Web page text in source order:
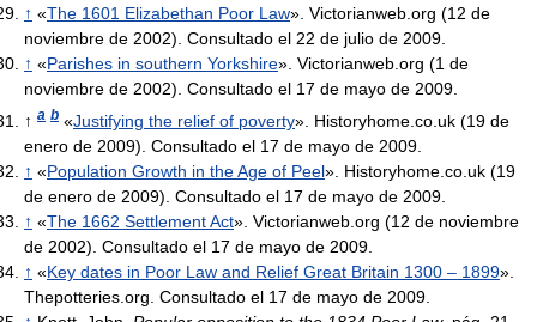
↑ «The 1601 Elizabethan Poor Law». Victorianweb.org (12 de
noviembre de 2002). Consultado el 22 de julio de 2009.
↑ «Parishes in southern Yorkshire». Victorianweb.org (1 de
noviembre de 2002). Consultado el 17 de mayo de 2009.
↑ a b «Justifying the relief of poverty». Historyhome.co.uk (19 de
enero de 2009). Consultado el 17 de mayo de 2009.
↑ «Population Growth in the Age of Peel». Historyhome.co.uk (19
de enero de 2009). Consultado el 17 de mayo de 2009.
↑ «The 1662 Settlement Act». Victorianweb.org (12 de noviembre
de 2002). Consultado el 17 de mayo de 2009.
↑ «Key dates in Poor Law and Relief Great Britain 1300 – 1899».
Thepotteries.org. Consultado el 17 de mayo de 2009.